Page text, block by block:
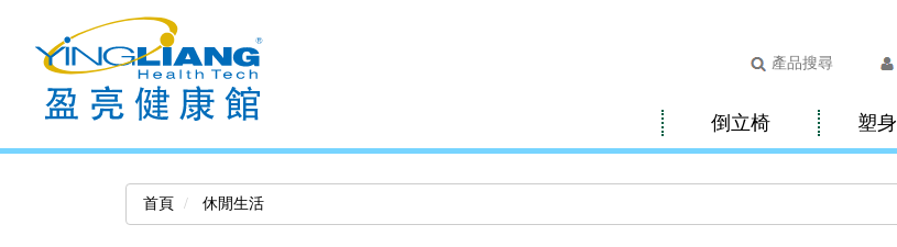
產品搜尋
倒立椅 塑
首頁 休閒生活